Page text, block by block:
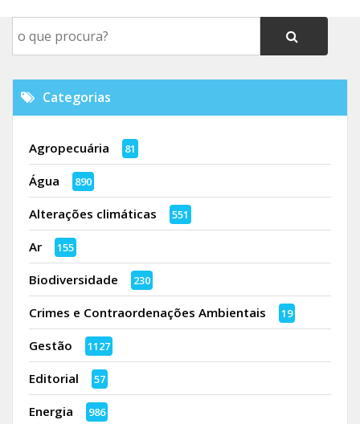
Categorias
Agropecuária 81
Água 890
Alterações climáticas 551
Ar 155
Biodiversidade 230
Crimes e Contraordenações Ambientais 19
Gestão 1127
Editorial 57
Energia 986